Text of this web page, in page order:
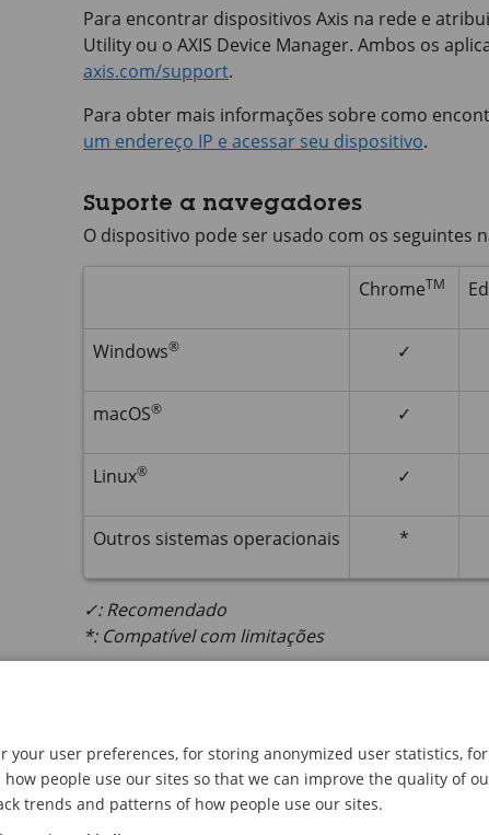
Para encontrar dispositivos Axis na rede e
Utility ou o AXIS Device Manager. Ambos os
axis.com/support.
Para obter mais informações sobre como
um endereço IP e acessar seu dispositivo.
Suporte a navegadores
O dispositivo pode ser usado com os seguintes
ChromeTM
Windows® ✓
macOS® ✓
Linux® ✓
Outros sistemas operacionais *
✓: Recomendado
*: Compatível com limitações
Se você não souber o endereço IP, use oAXIS IP
dispositivo na rede.
your user preferences, for storing anonymized user statistics, for
people use our sites so that we can improve the quality of
trends and patterns of how people use our sites.